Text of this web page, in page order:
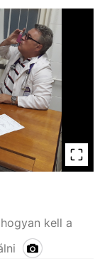
kell a